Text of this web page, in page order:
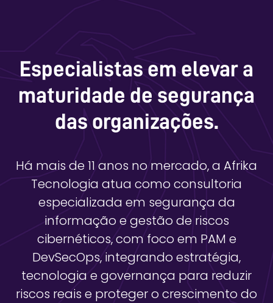
Especialistas em elevar a
maturidade de segurança
das organizações.
Há mais de 11 anos no mercado, a Afrika
Tecnologia atua como consultoria
especializada em segurança da
informação e gestão de riscos
cibernéticos, com foco em PAM e
DevSecOps, integrando estratégia,
tecnologia e governança para reduzir
riscos reais e proteger o crescimento do